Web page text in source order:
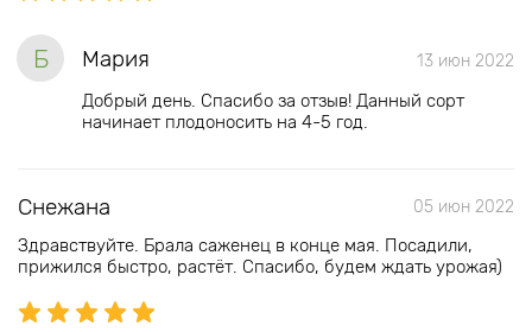
Б Мария 13 июн 2022
Добрый день. Спасибо за отзыв! Данный сорт
начинает плодоносить на 4-5 год.
Снежана 05 июн 2022
Здравствуйте. Брала саженец в конце мая. Посадили,
прижился быстро, растёт. Спасибо, будем ждать урожая)